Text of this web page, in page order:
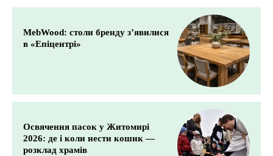
MebWood: столи бренду з’явилися
в «Епіцентрі»
Освячення пасок у Житомирі
2026: де і коли нести кошик —
розклад храмів